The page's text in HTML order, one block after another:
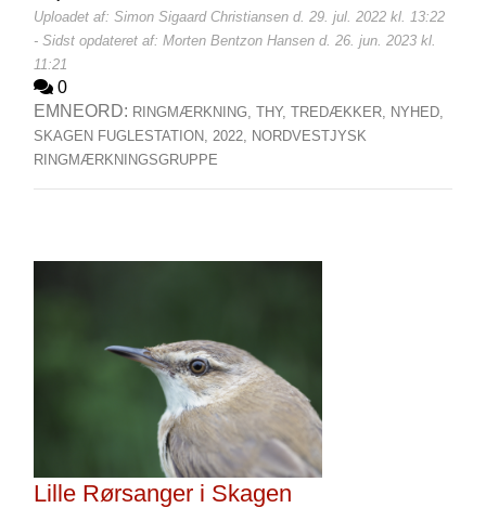
Uploadet af: Simon Sigaard Christiansen d. 29. jul. 2022 kl. 13:22
- Sidst opdateret af: Morten Bentzon Hansen d. 26. jun. 2023 kl.
11:21
0
EMNEORD: RINGMÆRKNING, THY, TREDÆKKER,
NYHED,
SKAGEN FUGLESTATION, 2022,
NORDVESTJYSK
RINGMÆRKNINGSGRUPPE
Lille Rørsanger i Skagen